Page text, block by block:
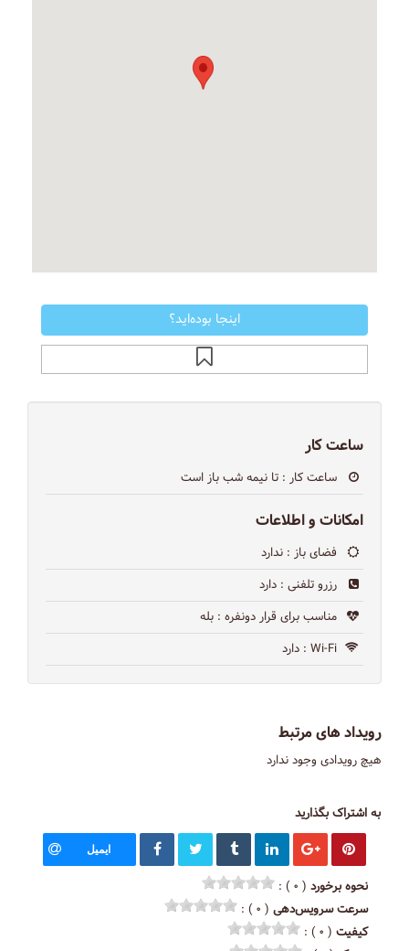
اینجا بوده‌اید؟
ساعت کار
ساعت کار : تا نیمه شب باز است
امکانات و اطلاعات
فضای باز : ندارد
رزرو تلفنی : دارد
مناسب برای قرار دونفره : بله
Wi-Fi : دارد
رویداد های مرتبط
هیچ رویدادی وجود ندارد
به اشتراک بگذارید
ایمیل
نحوه برخورد ( ۰ ) :
سرعت سرویس‌دهی ( ۰ ) :
کیفیت ( ۰ ) :